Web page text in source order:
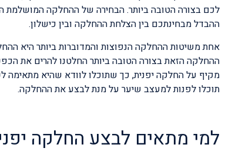
לכם בצורה הטובה ביותר. הבחירה של ההחלקה המושלמת
ההבדל מבחינתכם בין הצלחת ההחלקה ובין כישלון.
אחת משיטות ההחלקה הנפוצות והמדוברות ביותר היא
ההחלקה הזאת בצורה הטובה ביותר החלטנו להרים את
מקיף על החלקה יפנית, כך שתוכלו לוודא שהיא מתאימה
תוכלו לפנות למעצב שיער על מנת לבצע את ההחלקה.
למי מתאים לבצע החלקה